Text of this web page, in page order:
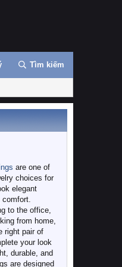
Tìm kiếm
are one of
choices for
elegant
to the office,
from home,
right pair of
your look
durable, and
are designed